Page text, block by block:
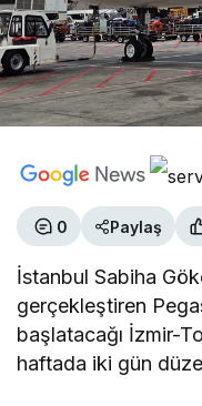
0 Paylaş
İstanbul Sabiha
gerçekleştiren
başlatacağı İzmir-
haftada iki gün